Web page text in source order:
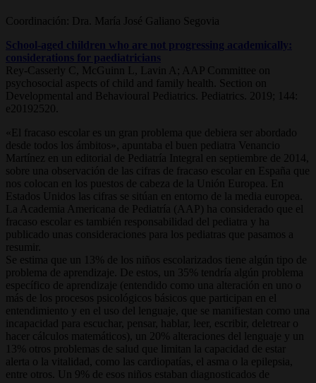
Coordinación: Dra. María José Galiano Segovia
School-aged children who are not progressing academically:
considerations for paediatricians
Rey-Casserly C, McGuinn L, Lavin A; AAP Committee on
psychosocial aspects of child and family health. Section on
Developmental and Behavioural Pediatrics. Pediatrics. 2019; 144:
e20192520.
«El fracaso escolar es un gran problema que debiera ser abordado
desde todos los ámbitos», apuntaba el buen pediatra Venancio
Martínez en un editorial de Pediatría Integral en septiembre de 2014,
sobre una observación de las cifras de fracaso escolar en España que
nos colocan en los puestos de cabeza de la Unión Europea. En
Estados Unidos las cifras se sitúan en entorno de la media europea.
La Academia Americana de Pediatría (AAP) ha considerado que el
fracaso escolar es también responsabilidad del pediatra y ha
publicado unas consideraciones para los pediatras que pasamos a
resumir.
Se estima que un 13% de los niños escolarizados tiene algún tipo de
problema de aprendizaje. De estos, un 35% tendría algún problema
específico de aprendizaje (entendido como una alteración en uno o
más de los procesos psicológicos básicos que participan en el
entendimiento y en el uso del lenguaje, que se manifiestan como una
incapacidad para escuchar, pensar, hablar, leer, escribir, deletrear o
hacer cálculos matemáticos), un 20% alteraciones del lenguaje y un
13% otros problemas de salud que limitan la capacidad de estar
alerta o la vitalidad, como las cardiopatías, el asma o la epilepsia,
entre otros. Un 9% de esos niños estaban diagnosticados de